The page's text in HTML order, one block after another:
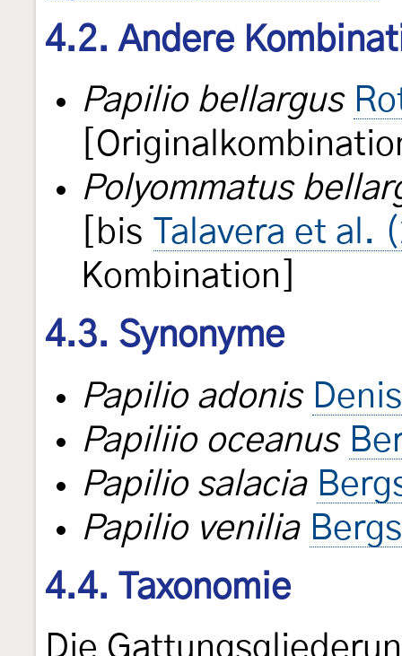
4.2. Andere
Papilio bellargus
Polyommatus
[bis
Talavera et al.
Kombination]
4.3. Synonyme
Papilio adonis
Papiliio oceanus
Papilio salacia
Papilio venilia
4.4. Taxonomie
Die